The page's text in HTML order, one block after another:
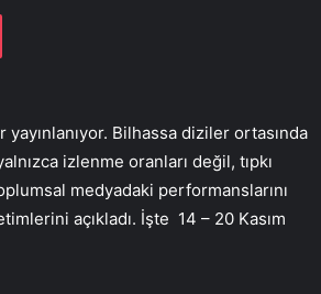
Pocket
Bilhassa diziler ortasında
izlenme oranları değil, tıpkı
medyadaki performanslarını
açıkladı. İşte 14 – 20 Kasım